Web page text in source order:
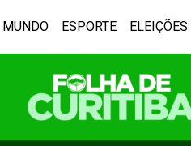
MUNDO ESPORTE